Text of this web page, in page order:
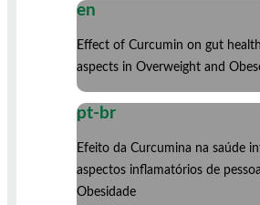
en
Effect of Curcumin on gut
aspects in Overweight and
pt-br
Efeito da Curcumina na saúde
aspectos inflamatórios de
Obesidade